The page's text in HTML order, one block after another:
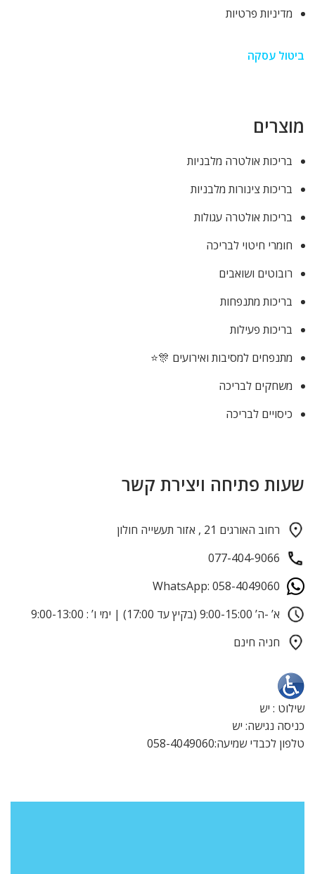
מדיניות פרטיות
ביטול עסקה
מוצרים
בריכות אולטרה מלבניות
בריכות צינורות מלבניות
בריכות אולטרה עגולות
חומרי חיטוי לבריכה
רובוטים ושואבים
בריכות מתנפחות
בריכות פעילות
מתנפחים למסיבות ואירועים 🎊⭐
משחקים לבריכה
כיסויים לבריכה
שעות פתיחה ויצירת קשר
רחוב האורגים 21 , אזור תעשייה חולון
077-404-9066
WhatsApp: 058-4049060
א’ -ה’ 9:00-15:00 (בקיץ עד 17:00) | ימי ו’ : 9:00-13:00
חניה חינם
שילוט : יש
כניסה נגישה: יש
טלפון לכבדי שמיעה:058-4049060